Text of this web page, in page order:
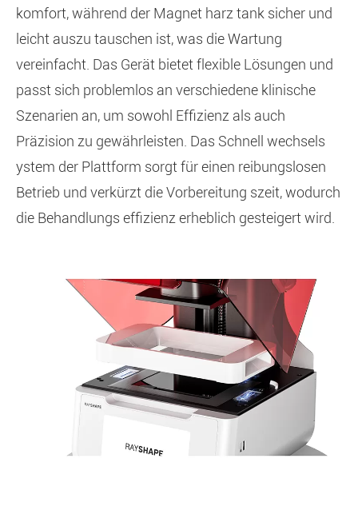
komfort, während der Magnet harz tank sicher und
leicht auszu tauschen ist, was die Wartung
vereinfacht. Das Gerät bietet flexible Lösungen und
passt sich problemlos an verschiedene klinische
Szenarien an, um sowohl Effizienz als auch
Präzision zu gewährleisten. Das Schnell wechsels
ystem der Plattform sorgt für einen reibungslosen
Betrieb und verkürzt die Vorbereitung szeit, wodurch
die Behandlungs effizienz erheblich gesteigert wird.